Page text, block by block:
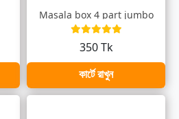
Masala box 4 part jumbo
350 Tk
কার্টে রাখুন